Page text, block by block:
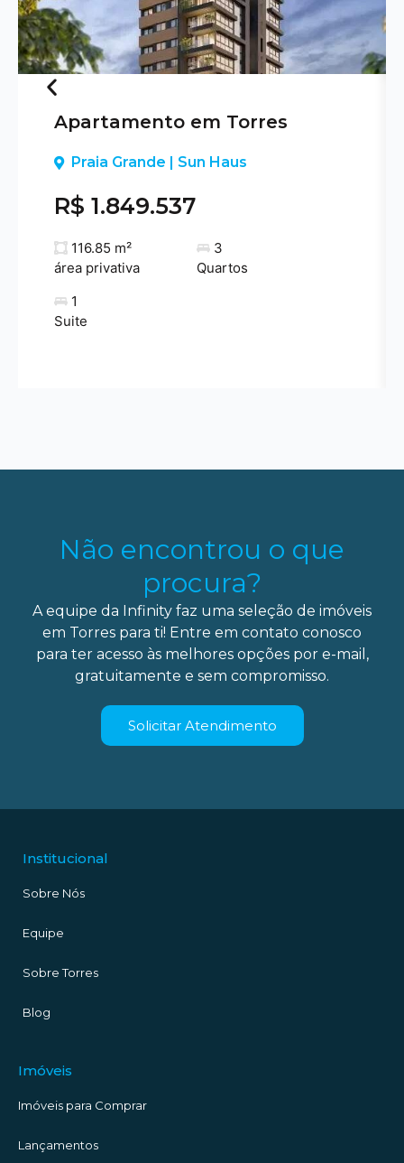
Previous
Apartamento em Torres
Praia Grande | Sun Haus
R$ 1.849.537
116.85 m²
área privativa
3
Quartos
1
Suite
Não encontrou o que
procura?
A equipe da Infinity faz uma seleção de imóveis
em Torres para ti! Entre em contato conosco
para ter acesso às melhores opções por e-mail,
gratuitamente e sem compromisso.
Solicitar Atendimento
Institucional
Sobre Nós
Equipe
Sobre Torres
Blog
Imóveis
Imóveis para Comprar
Lançamentos